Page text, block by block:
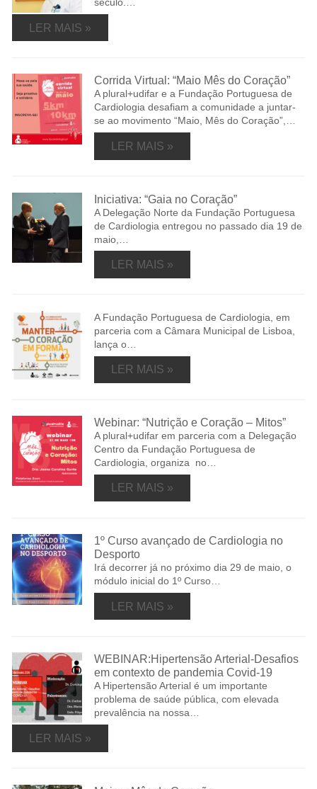
século.…
LER MAIS »
Corrida Virtual: “Maio Mês do Coração”
A plural+udifar e a Fundação Portuguesa de
Cardiologia desafiam a comunidade a juntar-
se ao movimento “Maio, Mês do Coração”,…
LER MAIS »
Iniciativa: “Gaia no Coração”
A Delegação Norte da Fundação Portuguesa
de Cardiologia entregou no passado dia 19 de
maio,…
LER MAIS »
A Fundação Portuguesa de Cardiologia, em
parceria com a Câmara Municipal de Lisboa,
lança o…
LER MAIS »
Webinar: “Nutrição e Coração – Mitos”
A plural+udifar em parceria com a Delegação
Centro da Fundação Portuguesa de
Cardiologia, organiza no…
LER MAIS »
1º Curso avançado de Cardiologia no
Desporto
Irá decorrer já no próximo dia 29 de maio, o
módulo inicial do 1º Curso…
LER MAIS »
WEBINAR:Hipertensão Arterial-Desafios
em contexto de pandemia Covid-19
A Hipertensão Arterial é um importante
problema de saúde pública, com elevada
prevalência na nossa…
LER MAIS »